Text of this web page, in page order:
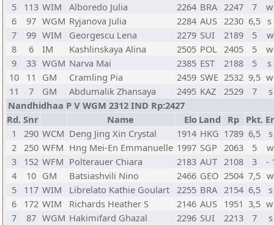
5
113 WIM Alboredo Julia 2264 BRA 2247 7
6
97 WGM Ryjanova Julia 2284 AUS 2230 6,5
7
99 WIM Georgescu Lena 2279 SUI 2189 5
8
6 IM Kashlinskaya Alina 2505 POL 2405 5
9
33 WGM Narva Mai 2385 EST 2188 5
10
11 GM Cramling Pia 2459 SWE 2532 9,5
11
7 GM Abdumalik Zhansaya 2495 KAZ 2529 7
Nandhidhaa P V WGM 2312 IND Rp:2427
Rd. Snr Name Elo Land Rp Pkt.
1
290 WCM Deng Jing Xin Crystal 1914 HKG 1789 6,5
2 250 WFM Hng Mei-En Emmanuelle 1997 SGP 2063 5
3
152 WFM Polterauer Chiara 2183 AUT 2108 3
-
4
10 GM Batsiashvili Nino 2466 GEO 2504 7,5
5
117 WIM Librelato Kathie Goulart 2255 BRA 2154 6,5
6
172 WIM Richards Heather S 2146 AUS 1951 3,5
7
87 WGM Hakimifard Ghazal 2296 SUI 2213 7